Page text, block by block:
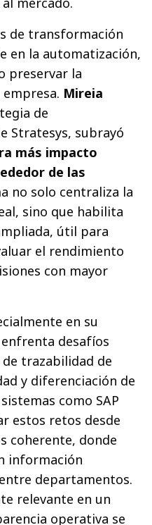
de transformación
en la automatización,
preservar la
Mireia
de
Stratesys, subrayó
más impacto
de las
no solo centraliza la
sino que habilita
útil para
el rendimiento
con mayor
en su
desafíos
trazabilidad de
y diferenciación de
como SAP
estos retos desde
coherente, donde
información
departamentos.
relevante en un
operativa se